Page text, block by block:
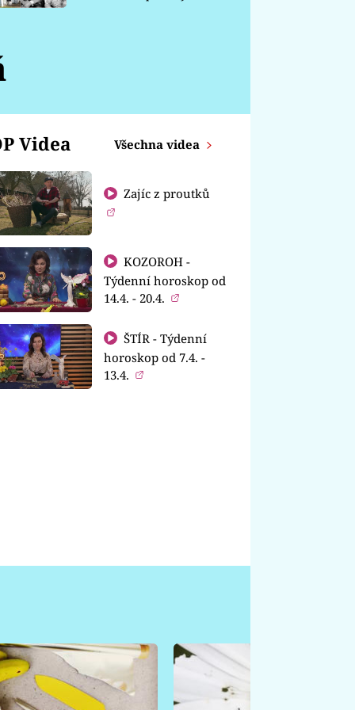
Videa Všechna videa
Zajíc z proutků
KOZOROH -
Týdenní horoskop od
14.4. - 20.4.
ŠTÍR - Týdenní
horoskop od 7.4. -
13.4.